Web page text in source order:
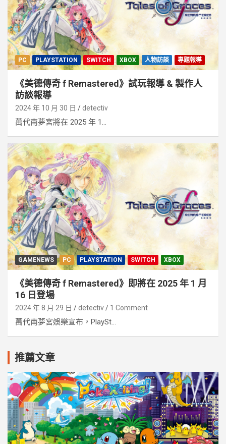
PC PLAYSTATION SWITCH XBOX 人物訪談 專題報導
《美德傳奇 f Remastered》試玩報導 & 製作人
訪談報導
2024 年 10 月 30 日 detectiv
萬代南夢宮將在 2025 年 1...
GAMENEWS PC PLAYSTATION SWITCH XBOX
《美德傳奇 f Remastered》即將在 2025 年 1 月
16 日登場
2024 年 8 月 29 日 detectiv 1 Comment
萬代南夢宮娛樂宣布，PlaySt...
推薦文章